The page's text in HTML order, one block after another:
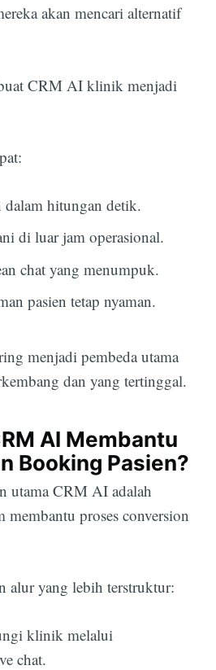
akan mencari alternatif
CRM AI klinik menjadi
dalam hitungan detik.
di luar jam operasional.
chat yang menumpuk.
pasien tetap nyaman.
menjadi pembeda utama
dan yang tertinggal.
AI Membantu
Booking Pasien?
utama CRM AI adalah
membantu proses conversion
alur yang lebih terstruktur:
klinik melalui
chat.